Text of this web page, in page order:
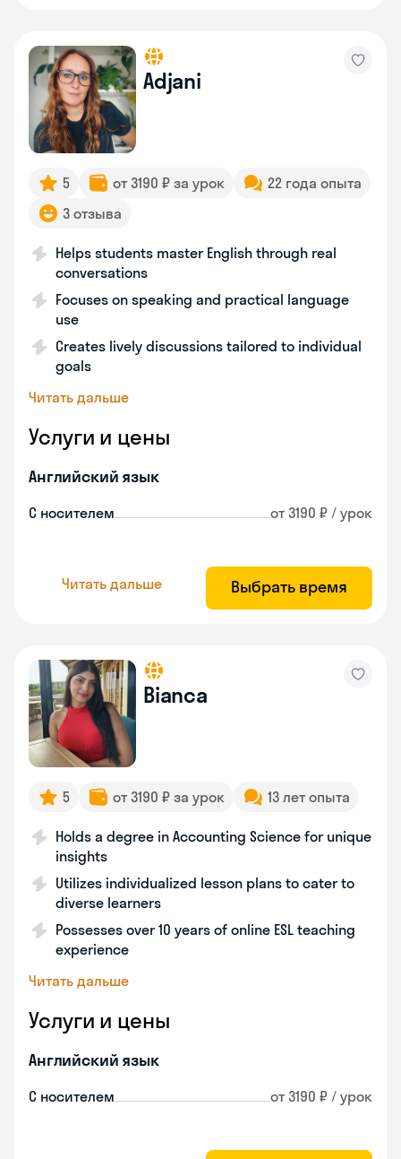
Adjani
5 от 3190 ₽ за урок
22 года опыта
3 отзыва
Helps students master English through real
conversations
Focuses on speaking and practical language
use
Creates lively discussions tailored to individual
goals
Читать дальше
Услуги и цены
Английский язык
С носителем от 3190 ₽ / урок
Читать дальше Выбрать время
Bianca
5 от 3190 ₽ за урок 13 лет опыта
Holds a degree in Accounting Science for unique
insights
Utilizes individualized lesson plans to cater to
diverse learners
Possesses over 10 years of online ESL teaching
experience
Читать дальше
Услуги и цены
Английский язык
С носителем от 3190 ₽ / урок